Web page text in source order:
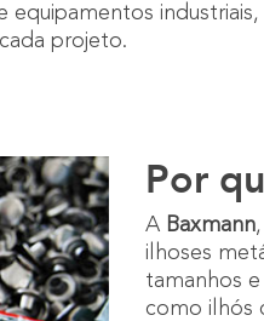
equipamentos
projeto.
Por
A Baxmann
ilhoses
tamanhos
como ilhós